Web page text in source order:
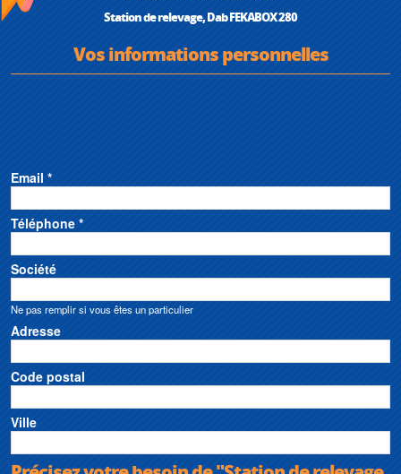
Station de relevage, Dab FEKABOX 280
Vos informations personnelles
Email *
Téléphone *
Société
Ne pas remplir si vous êtes un particulier
Adresse
Code postal
Ville